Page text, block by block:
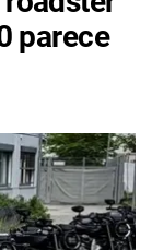
parece